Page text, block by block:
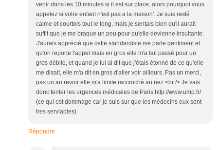
venir dans les 10 minutes si il est sur place, alors pourquoi vous
appelez si votre enfant n'est pas a la maison'. Je suis resté
calme et courtois tout le long, mais je sentais bien qu'il aurait
suffit que je me braque un peu pour qu'elle devienne insultante.
J'aurais apprécié que cette standardiste me parle gentiment et
qu'on reporte l'appel mais en gros elle m'a fait passé pour un
gros débile, et quand je lui ai dit que j'étais étonné de ce qu'elle
me disait, elle m'a dit en gros d'aller voir ailleurs. Pas un merci,
pas un au revoir elle m'a limite raccroché au nez.<br /> Je vais
donc tenter les urgences médicales de Paris http://www.ump.fr/
(ce qui est dommage car je suis sur que les médecins eux sont
tres serviables)
Répondre